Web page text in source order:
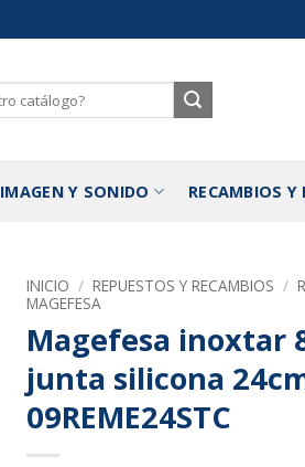
IMAGEN Y SONIDO RECAMBIOS Y
INICIO / REPUESTOS Y RECAMBIOS /
MAGEFESA
Magefesa inoxtar
junta silicona
09REME24STC